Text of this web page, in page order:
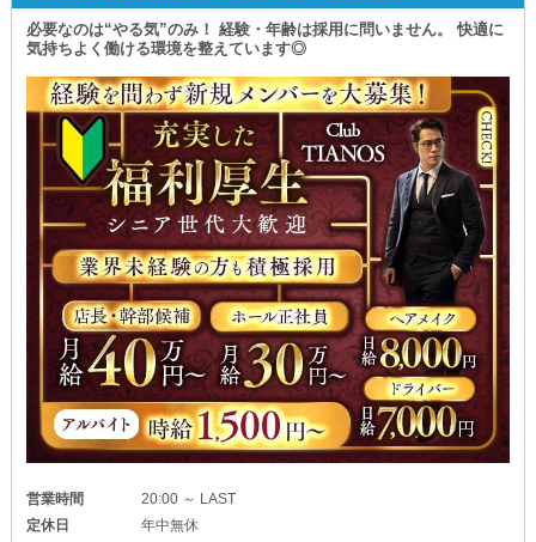
必要なのは“やる気”のみ！ 経験・年齢は採用に問いません。 快適に
気持ちよく働ける環境を整えています◎
営業時間
20:00 ～ LAST
定休日
年中無休